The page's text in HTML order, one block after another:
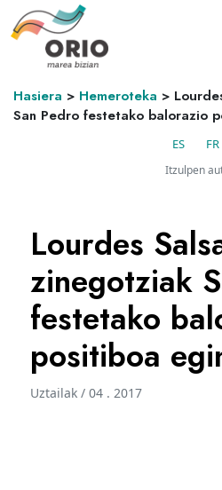
Hasiera > Hemeroteka >
San Pedro festetako balorazio
ES FR
Itzulpen
Lourdes
zinegotziak
festetako
positiboa
Uztailak / 04 . 2017